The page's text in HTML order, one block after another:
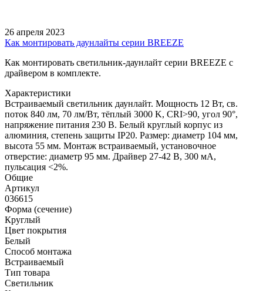
26 апреля 2023
Как монтировать даунлайты серии BREEZE
Как монтировать светильник-даунлайт серии BREEZE с
драйвером в комплекте.
Характеристики
Встраиваемый светильник даунлайт. Мощность 12 Вт, св.
поток 840 лм, 70 лм/Вт, тёплый 3000 K, CRI>90, угол 90°,
напряжение питания 230 В. Белый круглый корпус из
алюминия, степень защиты IP20. Размер: диаметр 104 мм,
высота 55 мм. Монтаж встраиваемый, установочное
отверстие: диаметр 95 мм. Драйвер 27-42 В, 300 мА,
пульсация <2%.
Общие
Артикул
036615
Форма (сечение)
Круглый
Цвет покрытия
Белый
Способ монтажа
Встраиваемый
Тип товара
Светильник